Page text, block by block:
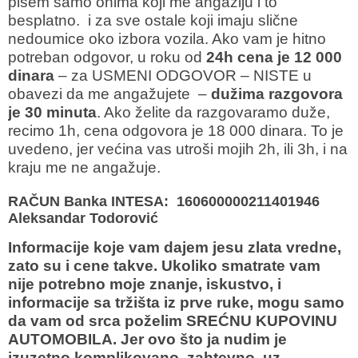
besplatno. i za sve ostale koji imaju slične
nedoumice oko izbora vozila. Ako vam je hitno
potreban odgovor, u roku od 24h cena je 12 000
dinara – za USMENI ODGOVOR – NISTE u
obavezi da me angažujete – dužima razgovora
je 30 minuta. Ako želite da razgovaramo duže,
recimo 1h, cena odgovora je 18 000 dinara. To je
uvedeno, jer većina vas utroši mojih 2h, ili 3h, i na
kraju me ne angažuje.
RAČUN Banka INTESA: 160600000211401946
Aleksandar Todorović
Informacije koje vam dajem jesu zlata vredne,
zato su i cene takve. Ukoliko smatrate vam
nije potrebno moje znanje, iskustvo, i
informacije sa tržišta iz prve ruke, mogu samo
da vam od srca poželim SREĆNU KUPOVINU
AUTOMOBILA. Jer ovo što ja nudim je